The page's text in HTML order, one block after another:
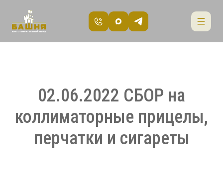
02.06.2022 СБОР на
коллиматорные прицелы,
перчатки и сигареты